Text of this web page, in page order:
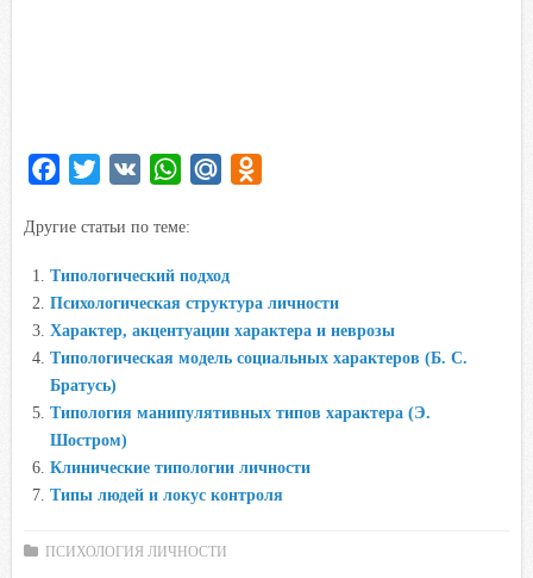
c
b
o
o
k
i
e
r
W
a
A
p
R
u
l
a
s
i
Другие статьи по теме:
Типологический подход
Психологическая структура личности
Характер, акцентуации характера и неврозы
Типологическая модель социальных характеров (Б. С.
Братусь)
Типология манипулятивных типов характера (Э.
Шостром)
Клинические типологии личности
Типы людей и локус контроля
ПСИХОЛОГИЯ ЛИЧНОСТИ